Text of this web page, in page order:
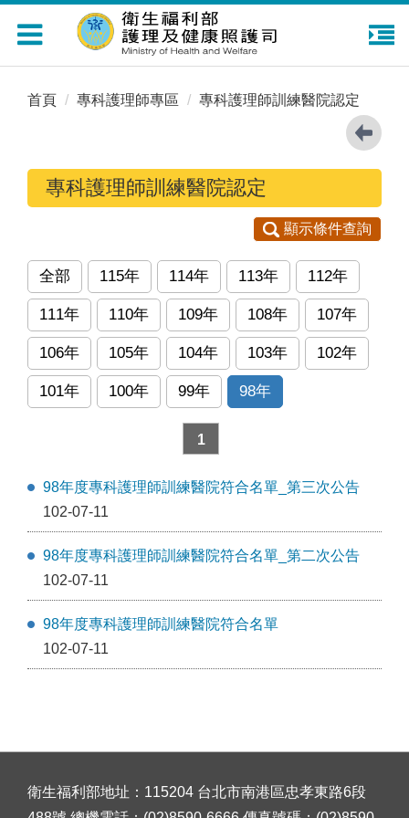
Toggle
navigation
首頁 專科護理師專區 專科護理師訓練醫院認定
專科護理師訓練醫院認定
顯示條件查詢
全部 115年 114年 113年 112年
111年 110年 109年 108年 107年
106年 105年 104年 103年 102年
101年 100年 99年 98年
1
98年度專科護理師訓練醫院符合名單_第三次公告
102-07-11
98年度專科護理師訓練醫院符合名單_第二次公告
102-07-11
98年度專科護理師訓練醫院符合名單
102-07-11
衛生福利部地址：115204 台北市南港區忠孝東路6段